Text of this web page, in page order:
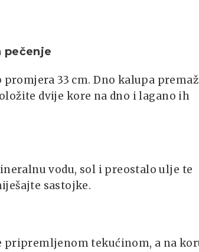
pečenje
33 cm. Dno kalupa
dvije kore na dno i lagano ih
vodu, sol i preostalo ulje te
sastojke.
pripremljenom tekućinom, a na